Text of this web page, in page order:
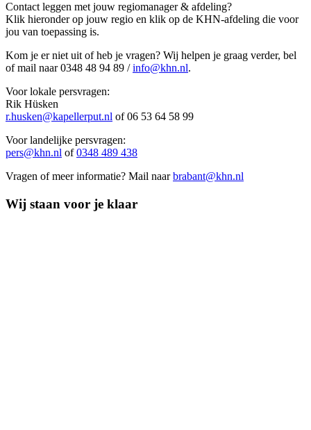
Contact leggen met jouw regiomanager & afdeling?
Klik hieronder op jouw regio en klik op de KHN-afdeling die voor
jou van toepassing is.
Kom je er niet uit of heb je vragen? Wij helpen je graag verder, bel
of mail naar 0348 48 94 89 /info@khn.nl.
Voor lokale persvragen:
Rik Hüsken
r.husken@kapellerput.nl of 06 53 64 58 99
Voor landelijke persvragen:
pers@khn.nl of0348 489 438
Vragen of meer informatie? Mail naarbrabant@khn.nl
Wij staan voor je klaar